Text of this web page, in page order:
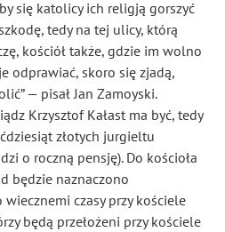
się katolicy ich religją gorszyć
tedy na tej ulicy, którą
kościół także, gdzie im wolno
odprawiać, skoro się zjadą,
— pisał Jan Zamoyski.
Krzysztof Kałast ma być, tedy
złotych jurgieltu
o roczną pensję). Do kościoła
będzie naznaczono
czasy przy kościele
będą przełożeni przy kościele